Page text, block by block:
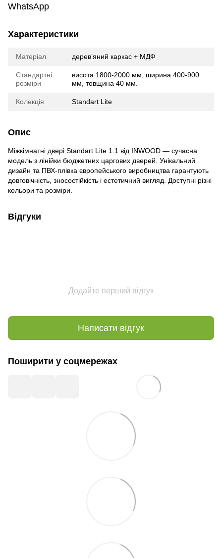
WhatsApp
Характеристики
Матеріал дерев’яний каркас + МДФ
Стандартні
розміри
висота 1800-2000 мм, ширина 400-900
мм, товщина 40 мм.
Колекція Standart Lite
Опис
Міжкімнатні двері Standart Lite 1.1 від INWOOD — сучасна
модель з лінійки бюджетних царгових дверей. Унікальний
дизайн та ПВХ-плівка європейського виробництва гарантують
довговічність, зносостійкість і естетичний вигляд. Доступні різні
кольори та розміри.
Відгуки
Додайте перший відгук
Написати відгук
Поширити у соцмережах